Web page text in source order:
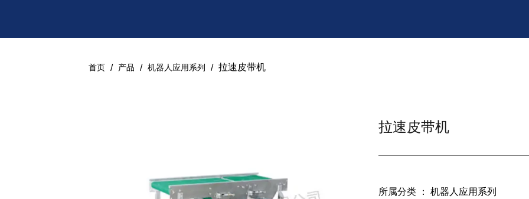
首页 / 产品 / 机器人应用系列 / 拉速皮带机
拉速皮带机
所属分类 ： 机器人应用系列